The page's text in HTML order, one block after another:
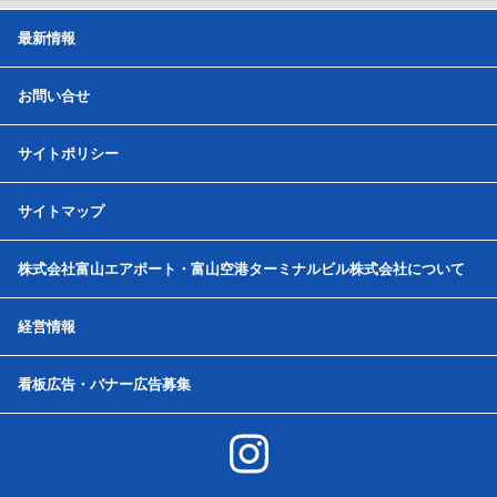
最新情報
お問い合せ
サイトポリシー
サイトマップ
株式会社富山エアポート・富山空港ターミナルビル株式会社について
経営情報
看板広告・バナー広告募集